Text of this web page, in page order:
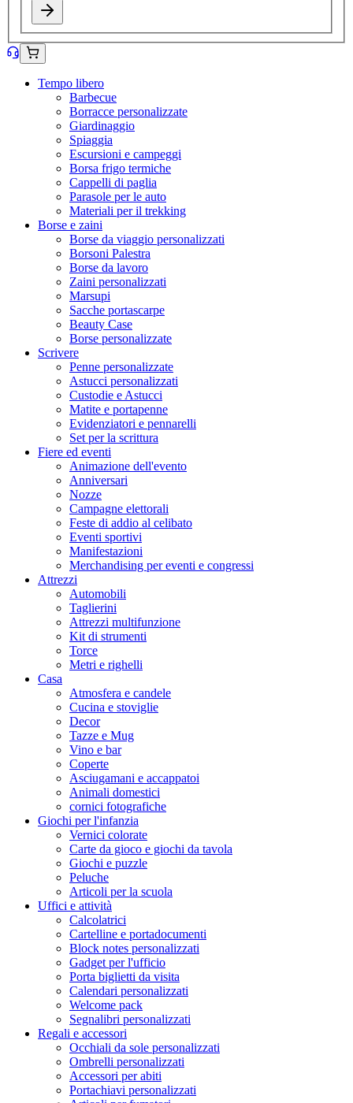
Tempo libero
Barbecue
Borracce personalizzate
Giardinaggio
Spiaggia
Escursioni e campeggi
Borsa frigo termiche
Cappelli di paglia
Parasole per le auto
Materiali per il trekking
Borse e zaini
Borse da viaggio personalizzati
Borsoni Palestra
Borse da lavoro
Zaini personalizzati
Marsupi
Sacche portascarpe
Beauty Case
Borse personalizzate
Scrivere
Penne personalizzate
Astucci personalizzati
Custodie e Astucci
Matite e portapenne
Evidenziatori e pennarelli
Set per la scrittura
Fiere ed eventi
Animazione dell'evento
Anniversari
Nozze
Campagne elettorali
Feste di addio al celibato
Eventi sportivi
Manifestazioni
Merchandising per eventi e congressi
Attrezzi
Automobili
Taglierini
Attrezzi multifunzione
Kit di strumenti
Torce
Metri e righelli
Casa
Atmosfera e candele
Cucina e stoviglie
Decor
Tazze e Mug
Vino e bar
Coperte
Asciugamani e accappatoi
Animali domestici
cornici fotografiche
Giochi per l'infanzia
Vernici colorate
Carte da gioco e giochi da tavola
Giochi e puzzle
Peluche
Articoli per la scuola
Uffici e attività
Calcolatrici
Cartelline e portadocumenti
Block notes personalizzati
Gadget per l'ufficio
Porta biglietti da visita
Calendari personalizzati
Welcome pack
Segnalibri personalizzati
Regali e accessori
Occhiali da sole personalizzati
Ombrelli personalizzati
Accessori per abiti
Portachiavi personalizzati